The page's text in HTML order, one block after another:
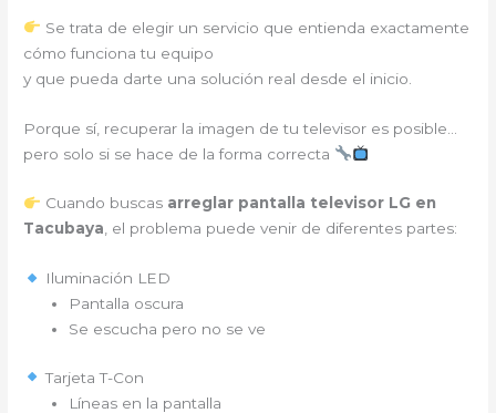
Se trata de elegir un servicio que entienda exactamente
cómo funciona tu equipo
y que pueda darte una solución real desde el inicio.
Porque sí, recuperar la imagen de tu televisor es posible…
pero solo si se hace de la forma correcta
Cuando buscas arreglar pantalla televisor LG en
Tacubaya, el problema puede venir de diferentes partes:
Iluminación LED
Pantalla oscura
Se escucha pero no se ve
Tarjeta T-Con
Líneas en la pantalla